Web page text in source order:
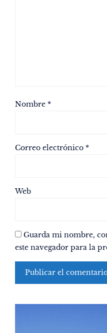
Nombre *
Correo electrónico *
Web
Guarda mi nombre,
este navegador para la